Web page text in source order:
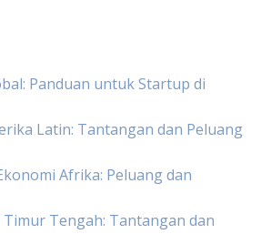
Panduan untuk Startup di
Latin: Tantangan dan Peluang
Afrika: Peluang dan
Tengah: Tantangan dan